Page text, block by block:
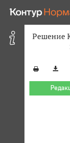
Решение